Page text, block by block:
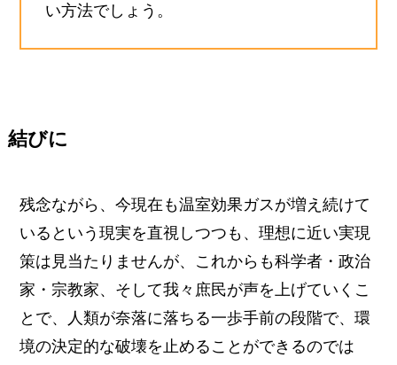
い方法でしょう。
結びに
残念ながら、今現在も温室効果ガスが増え続けて
いるという現実を直視しつつも、理想に近い実現
策は見当たりませんが、これからも科学者・政治
家・宗教家、そして我々庶民が声を上げていくこ
とで、人類が奈落に落ちる一歩手前の段階で、環
境の決定的な破壊を止めることができるのでは